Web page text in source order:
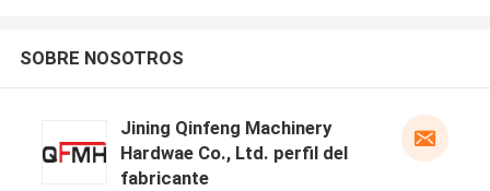
SOBRE NOSOTROS
Jining Qinfeng Machinery
Hardwae Co., Ltd. perfil del
fabricante